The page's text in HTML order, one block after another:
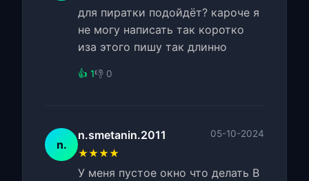
для пиратки подойдёт? кароче я
не могу написать так коротко
иза этого пишу так длинно
👍 1👎 0
n.
n.smetanin.2011 05-10-2024
★★★★
У меня пустое окно что делать В